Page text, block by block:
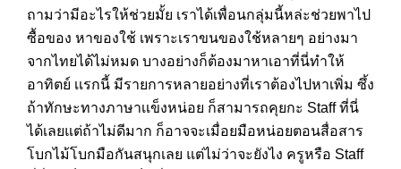
ถามว่ามีอะไรให้ช่วยมั้ย เราได้เพื่อนกลุ่มนี้หล่ะช่วยพาไป
ซื้อของ หาของใช้ เพราะเราขนของใช้หลายๆ อย่างมา
จากไทยได้ไม่หมด บางอย่างก็ต้องมาหาเอาที่นี่ทำให้
อาทิตย์ เเรกนี้ มีรายการหลายอย่างที่เราต้องไปหาเพิ่ม ซึ้ง
ถ้าทักษะทางภาษาเเข็งหน่อย ก็สามารถคุยกะ Staff ที่นี่
ได้เลยแต่ถ้าไม่ดีมาก ก็อาจจะเมื่อยมือหน่อยตอนสื่อสาร
โบกไม้โบกมือกันสนุกเลย แต่ไม่ว่าจะยังไง ครูหรือ Staff